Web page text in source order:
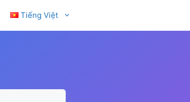
Tiếng Việt